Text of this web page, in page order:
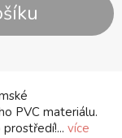
PVC materiálu.
více